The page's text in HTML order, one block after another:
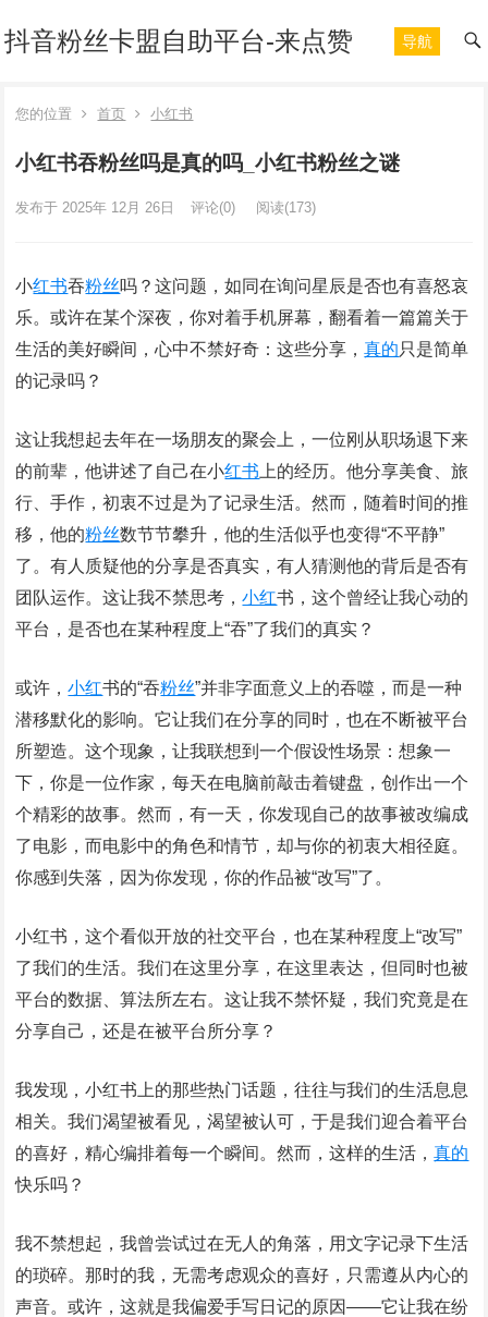
抖音粉丝卡盟自助平台-来点赞 导航
您的位置 首页 小红书
小红书吞粉丝吗是真的吗_小红书粉丝之谜
发布于 2025年 12月 26日 评论(0) 阅读(173)
小红书吞粉丝吗？这问题，如同在询问星辰是否也有喜怒哀
乐。或许在某个深夜，你对着手机屏幕，翻看着一篇篇关于
生活的美好瞬间，心中不禁好奇：这些分享，真的 只是简单
的记录吗？
这让我想起去年在一场朋友的聚会上，一位刚从职场退下来
的前辈，他讲述了自己在小红书 上的经历。他分享美食、旅
行、手作，初衷不过是为了记录生活。然而，随着时间的推
移，他的粉丝数节节攀升，他的生活似乎也变得“不平静”
了。有人质疑他的分享是否真实，有人猜测他的背后是否有
团队运作。这让我不禁思考，小红书，这个曾经让我心动的
平台，是否也在某种程度上“吞”了我们的真实？
或许，小红书的“吞粉丝”并非字面意义上的吞噬，而是一种
潜移默化的影响。它让我们在分享的同时，也在不断被平台
所塑造。这个现象，让我联想到一个假设性场景：想象一
下，你是一位作家，每天在电脑前敲击着键盘，创作出一个
个精彩的故事。然而，有一天，你发现自己的故事被改编成
了电影，而电影中的角色和情节，却与你的初衷大相径庭。
你感到失落，因为你发现，你的作品被“改写”了。
小红书，这个看似开放的社交平台，也在某种程度上“改写”
了我们的生活。我们在这里分享，在这里表达，但同时也被
平台的数据、算法所左右。这让我不禁怀疑，我们究竟是在
分享自己，还是在被平台所分享？
我发现，小红书上的那些热门话题，往往与我们的生活息息
相关。我们渴望被看见，渴望被认可，于是我们迎合着平台
的喜好，精心编排着每一个瞬间。然而，这样的生活，真的
快乐吗？
我不禁想起，我曾尝试过在无人的角落，用文字记录下生活
的琐碎。那时的我，无需考虑观众的喜好，只需遵从内心的
声音。或许，这就是我偏爱手写日记的原因——它让我在纷